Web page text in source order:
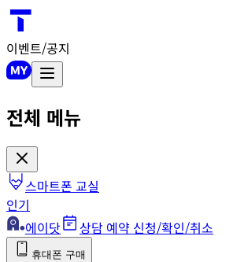
이벤트/공지
전체 메뉴
스마트폰 교실
인기
에이닷
상담 예약 신청/확인/취소
휴대폰 구매